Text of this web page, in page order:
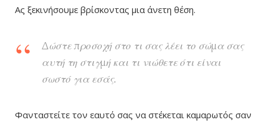
Ας ξεκινήσουμε βρίσκοντας μια άνετη θέση.
Δώστε προσοχή στο τι σας λέει το σώμα σας
αυτή τη στιγμή και τι νιώθετε ότι είναι
σωστό για εσάς.
Φανταστείτε τον εαυτό σας να στέκεται καμαρωτός σαν